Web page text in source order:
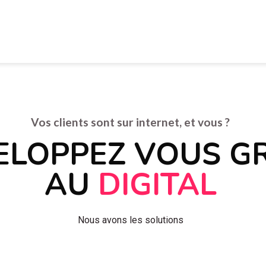
Vos clients sont sur internet, et vous ?
VOUS
AU DIGITAL
Nous avons les solutions